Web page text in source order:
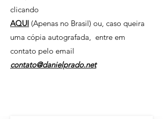
clicando
AQUI (Apenas no Brasil) ou, caso queira
uma cópia autografada, entre em
contato pelo email
contato@danielprado.net